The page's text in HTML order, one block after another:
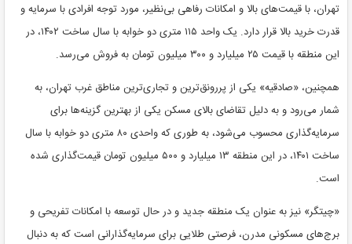
تهران، با قیمت‌های بالا و امکانات رفاهی بی‌نظیر، مورد توجه افرادی با سرمایه و
قدرت خرید بالا قرار دارد. یک واحد ۱۱۵ متری دو خوابه با سال ساخت ۱۴۰۲، در
این منطقه با قیمت ۲۵ میلیارد و ۳۰۰ میلیون تومان به فروش می‌رسد.
همچنین، «صادقیه» یکی از پررونق‌ترین و تجاری‌ترین مناطق غرب تهران، به
شمار می‌رود و به دلیل تقاضای بالای مسکن یکی از بهترین گزینه‌ها برای
سرمایه‌گذاری محسوب می‌شود، به طوری که واحدی ۸۰ متری دو خوابه با سال
ساخت ۱۴۰۱، در این منطقه ۱۳ میلیارد و ۵۰۰ میلیون تومان قیمت‌گذاری شده
است.
«چیتگر» نیز به عنوان یک منطقه جدید و در حال توسعه با امکانات تفریحی و
برج‌های مسکونی مدرن، فرصتی طلایی برای سرمایه‌گذارانی است که به دنبال